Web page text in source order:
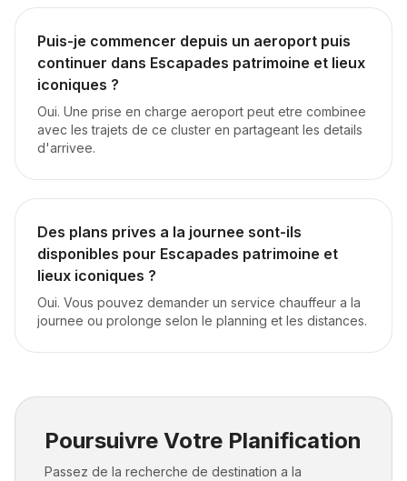
Puis-je commencer depuis un aeroport puis
continuer dans Escapades patrimoine et lieux
iconiques ?
Oui. Une prise en charge aeroport peut etre combinee
avec les trajets de ce cluster en partageant les details
d'arrivee.
Des plans prives a la journee sont-ils
disponibles pour Escapades patrimoine et
lieux iconiques ?
Oui. Vous pouvez demander un service chauffeur a la
journee ou prolonge selon le planning et les distances.
Poursuivre Votre Planification
Passez de la recherche de destination a la